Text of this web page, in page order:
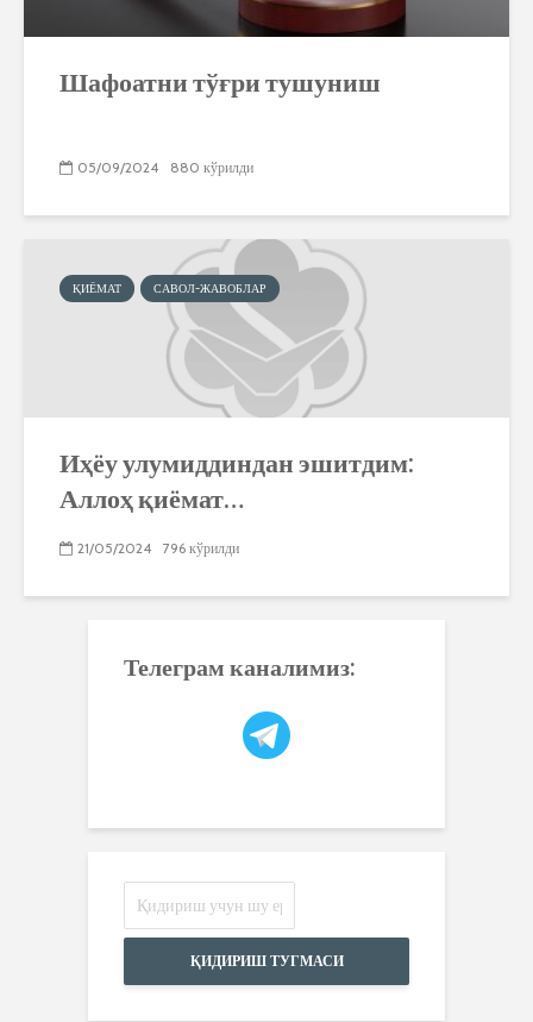
Шафоатни тўғри тушуниш
05/09/2024 880 кўрилди
ҚИЁМАТ САВОЛ-ЖАВОБЛАР
Иҳёу улумиддиндан эшитдим:
Аллоҳ қиёмат…
21/05/2024 796 кўрилди
Телеграм каналимиз:
ҚИДИРИШ ТУГМАСИ